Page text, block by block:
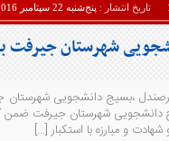
تاریخ انتشار : پنج‌شنبه 22 سپتامبر 2016 | 07:10 ق.ظ
شهرستان جیرفت
،بسیج دانشجویی
شهرستان جیرفت ضمن
و مبارزه با استکبار […]